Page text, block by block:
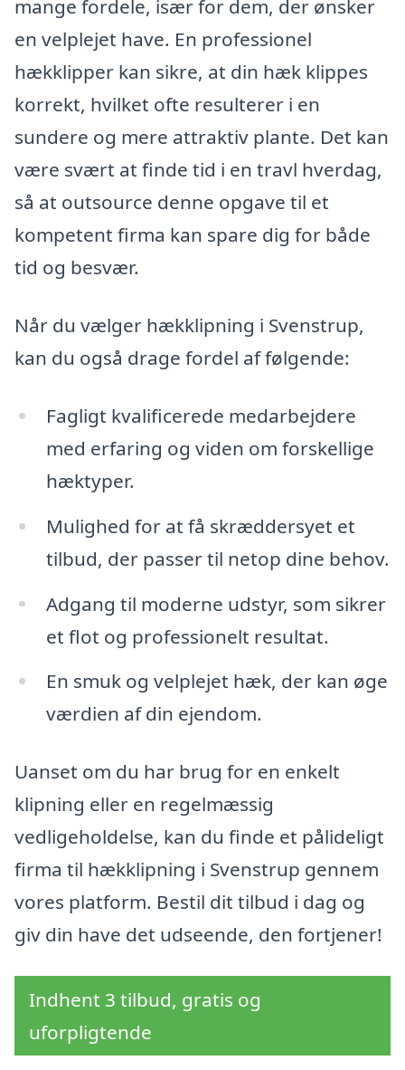
mange fordele, især for dem, der ønsker
en velplejet have. En professionel
hækklipper kan sikre, at din hæk klippes
korrekt, hvilket ofte resulterer i en
sundere og mere attraktiv plante. Det kan
være svært at finde tid i en travl hverdag,
så at outsource denne opgave til et
kompetent firma kan spare dig for både
tid og besvær.
Når du vælger hækklipning i Svenstrup,
kan du også drage fordel af følgende:
Fagligt kvalificerede medarbejdere
med erfaring og viden om forskellige
hæktyper.
Mulighed for at få skræddersyet et
tilbud, der passer til netop dine behov.
Adgang til moderne udstyr, som sikrer
et flot og professionelt resultat.
En smuk og velplejet hæk, der kan øge
værdien af din ejendom.
Uanset om du har brug for en enkelt
klipning eller en regelmæssig
vedligeholdelse, kan du finde et pålideligt
firma til hækklipning i Svenstrup gennem
vores platform. Bestil dit tilbud i dag og
giv din have det udseende, den fortjener!
Indhent 3 tilbud, gratis og
uforpligtende